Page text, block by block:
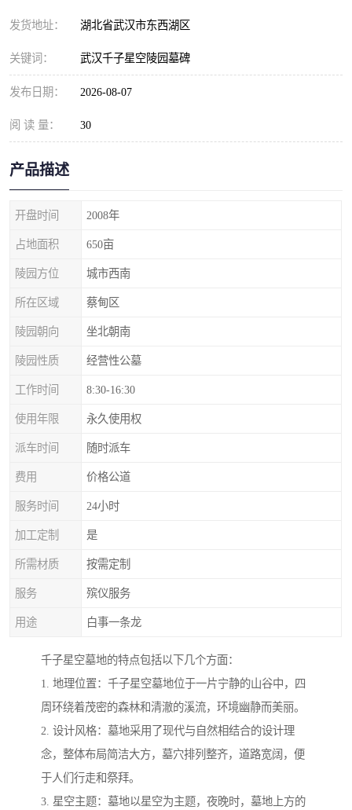
发货地址： 湖北省武汉市东西湖区
关键词： 武汉千子星空陵园墓碑
发布日期： 2026-08-07
阅 读 量： 30
产品描述
开盘时间 2008年
占地面积 650亩
陵园方位 城市西南
所在区域 蔡甸区
陵园朝向 坐北朝南
陵园性质 经营性公墓
工作时间 8:30-16:30
使用年限 永久使用权
派车时间 随时派车
费用 价格公道
服务时间 24小时
加工定制 是
所需材质 按需定制
服务 殡仪服务
用途 白事一条龙
千子星空墓地的特点包括以下几个方面：
1. 地理位置：千子星空墓地位于一片宁静的山谷中，四
周环绕着茂密的森林和清澈的溪流，环境幽静而美丽。
2. 设计风格：墓地采用了现代与自然相结合的设计理
念，整体布局简洁大方，墓穴排列整齐，道路宽阔，便
于人们行走和祭拜。
3. 星空主题：墓地以星空为主题，夜晚时，墓地上方的